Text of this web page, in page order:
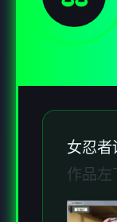
女忍者
作品左